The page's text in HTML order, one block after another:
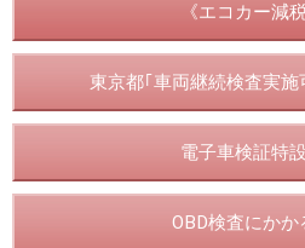
《エコカー減
東京都｢車両継続検査実施
電子車検証特
OBD検査にかか